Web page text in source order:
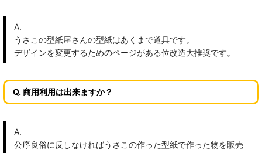
A.
うさこの型紙屋さんの型紙はあくまで道具です。
デザインを変更するためのページがある位改造大推奨です。
Q. 商用利用は出来ますか？
A.
公序良俗に反しなければうさこの作った型紙で作った物を販売